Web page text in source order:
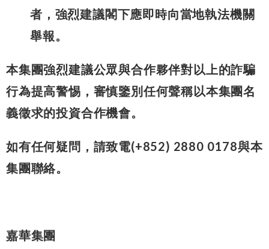
者，強烈建議閣下應即時向當地執法機關
舉報。
本集團強烈建議公眾與合作夥伴對以上的詐騙
行為提高警惕，審慎鑒別任何聲稱以本集團名
義徵求的投資合作機會。
如有任何疑問，請致電(+852) 2880 0178與本
集團聯絡。
嘉華集團